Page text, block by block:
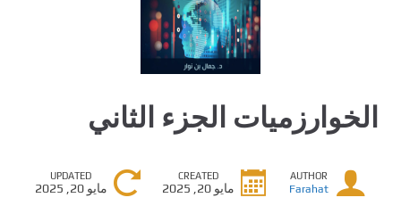
الخوارزميات الجزء الثاني
AUTHOR
Farahat
CREATED
مايو 20, 2025
UPDATED
مايو 20, 2025